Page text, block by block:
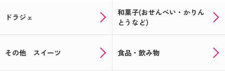
ドラジェ
和菓子(おせんべい・かりん
とうなど)
その他 スイーツ 食品・飲み物